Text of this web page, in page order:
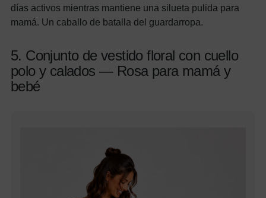
días activos mientras mantiene una silueta pulida para
mamá. Un caballo de batalla del guardarropa.
5. Conjunto de vestido floral con cuello
polo y calados — Rosa para mamá y
bebé